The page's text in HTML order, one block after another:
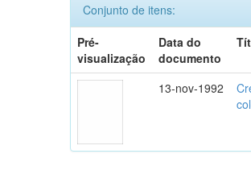
Conjunto de itens:
Pré-
visualização
Data do
documento
13-nov-1992